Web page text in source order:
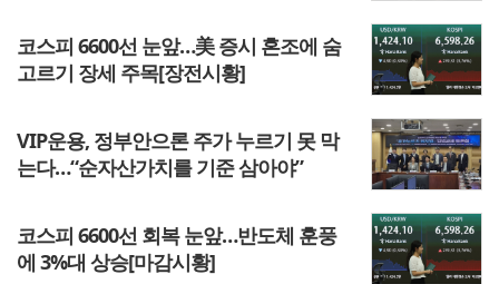
코스피 6600선 눈앞…美 증시 혼조에 숨
고르기 장세 주목[장전시황]
VIP운용, 정부안으론 주가 누르기 못 막
는다…“순자산가치를 기준 삼아야”
코스피 6600선 회복 눈앞…반도체 훈풍
에 3%대 상승[마감시황]